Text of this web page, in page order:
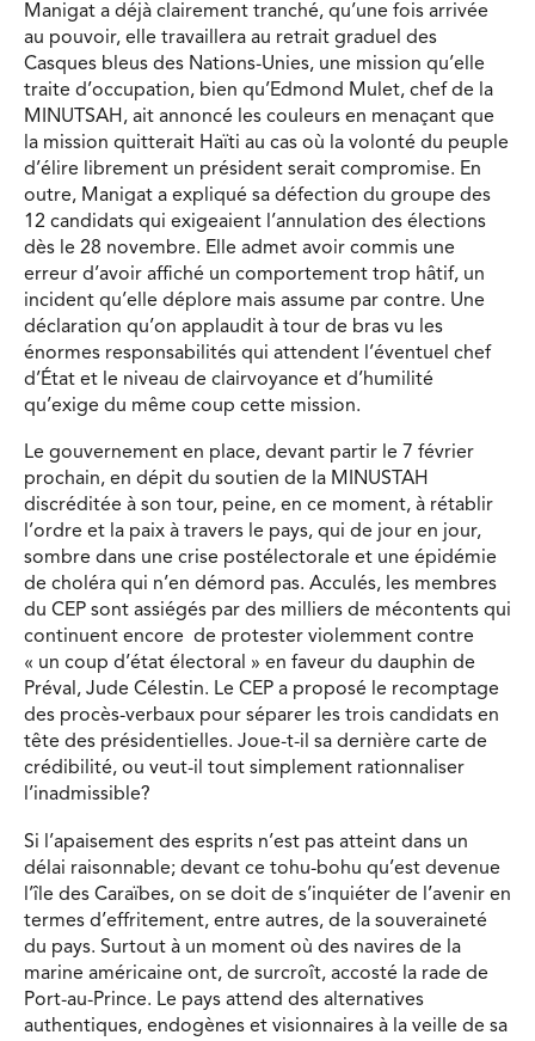
Manigat a déjà clairement tranché, qu’une fois arrivée
au pouvoir, elle travaillera au retrait graduel des
Casques bleus des Nations-Unies, une mission qu’elle
traite d’occupation, bien qu’Edmond Mulet, chef de la
MINUTSAH, ait annoncé les couleurs en menaçant que
la mission quitterait Haïti au cas où la volonté du peuple
d’élire librement un président serait compromise. En
outre, Manigat a expliqué sa défection du groupe des
12 candidats qui exigeaient l’annulation des élections
dès le 28 novembre. Elle admet avoir commis une
erreur d’avoir affiché un comportement trop hâtif, un
incident qu’elle déplore mais assume par contre. Une
déclaration qu’on applaudit à tour de bras vu les
énormes responsabilités qui attendent l’éventuel chef
d’État et le niveau de clairvoyance et d’humilité
qu’exige du même coup cette mission.
Le gouvernement en place, devant partir le 7 février
prochain, en dépit du soutien de la MINUSTAH
discréditée à son tour, peine, en ce moment, à rétablir
l’ordre et la paix à travers le pays, qui de jour en jour,
sombre dans une crise postélectorale et une épidémie
de choléra qui n’en démord pas. Acculés, les membres
du CEP sont assiégés par des milliers de mécontents qui
continuent encore de protester violemment contre
« un coup d’état électoral » en faveur du dauphin de
Préval, Jude Célestin. Le CEP a proposé le recomptage
des procès-verbaux pour séparer les trois candidats en
tête des présidentielles. Joue-t-il sa dernière carte de
crédibilité, ou veut-il tout simplement rationnaliser
l’inadmissible?
Si l’apaisement des esprits n’est pas atteint dans un
délai raisonnable; devant ce tohu-bohu qu’est devenue
l’île des Caraïbes, on se doit de s’inquiéter de l’avenir en
termes d’effritement, entre autres, de la souveraineté
du pays. Surtout à un moment où des navires de la
marine américaine ont, de surcroît, accosté la rade de
Port-au-Prince. Le pays attend des alternatives
authentiques, endogènes et visionnaires à la veille de sa